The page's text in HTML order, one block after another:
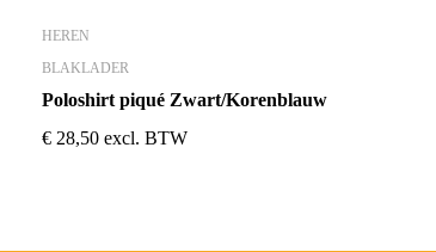
HEREN
BLAKLADER
Poloshirt piqué Zwart/Korenblauw
€ 28,50 excl. BTW